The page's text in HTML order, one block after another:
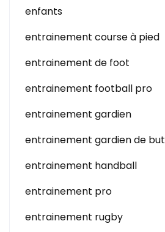
enfants
entrainement course à pied
entrainement de foot
entrainement football pro
entrainement gardien
entrainement gardien de but
entrainement handball
entrainement pro
entrainement rugby